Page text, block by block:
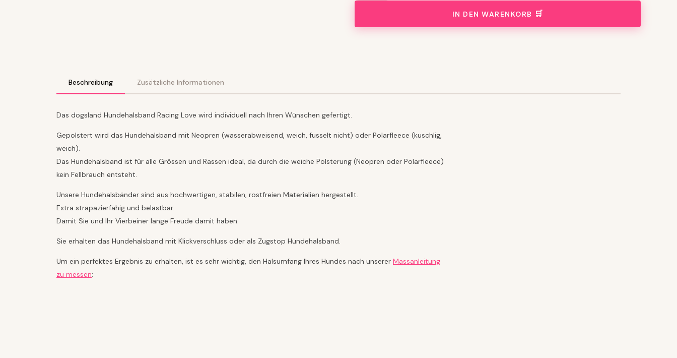
IN DEN WARENKORB
Beschreibung Zusätzliche Informationen
Das dogsland Hundehalsband Racing Love wird individuell nach Ihren Wünschen gefertigt.
Gepolstert wird das Hundehalsband mit Neopren (wasserabweisend, weich, fusselt nicht) oder Polarfleece (kuschlig,
weich).
Das Hundehalsband ist für alle Grössen und Rassen ideal, da durch die weiche Polsterung (Neopren oder Polarfleece)
kein Fellbrauch entsteht.
Unsere Hundehalsbänder sind aus hochwertigen, stabilen, rostfreien Materialien hergestellt.
Extra strapazierfähig und belastbar.
Damit Sie und Ihr Vierbeiner lange Freude damit haben.
Sie erhalten das Hundehalsband mit Klickverschluss oder als Zugstop Hundehalsband.
Um ein perfektes Ergebnis zu erhalten, ist es sehr wichtig, den Halsumfang Ihres Hundes nach unserer Massanleitung
zu messen: